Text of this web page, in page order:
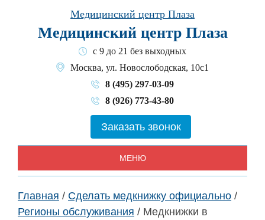
Медицинский центр Плаза
Медицинский центр Плаза
с 9 до 21 без выходных
Москва, ул. Новослободская, 10с1
8 (495) 297-03-09
8 (926) 773-43-80
Заказать звонок
МЕНЮ
Главная / Сделать медкнижку официально /
Регионы обслуживания / Медкнижки в